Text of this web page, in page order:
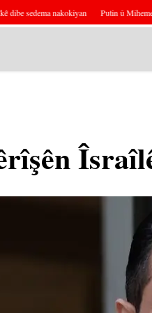
sedema nakokiyan Putin û Mihemed